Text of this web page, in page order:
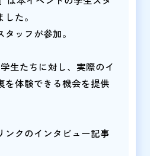
た。
ッフが参加。
生たちに対し、実際のイ
を体験できる機会を提供
ンクのインタビュー記事